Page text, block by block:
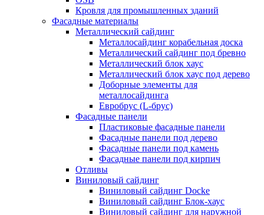
Кровля для промышленных зданий
Фасадные материалы
Металлический сайдинг
Металлосайдинг корабельная доска
Металлический сайдинг под бревно
Металлический блок хаус
Металлический блок хаус под дерево
Доборные элементы для
металлосайдинга
Евробрус (L-брус)
Фасадные панели
Пластиковые фасадные панели
Фасадные панели под дерево
Фасадные панели под камень
Фасадные панели под кирпич
Отливы
Виниловый сайдинг
Виниловый сайдинг Docke
Виниловый сайдинг Блок-хаус
Виниловый сайдинг для наружной